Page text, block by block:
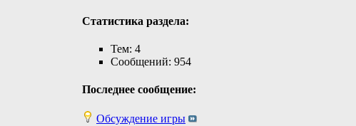
Статистика раздела:
Тем: 4
Сообщений: 954
Последнее сообщение:
Обсуждение игры